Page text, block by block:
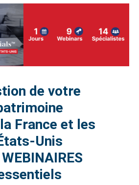
de votre
France et les
Unis